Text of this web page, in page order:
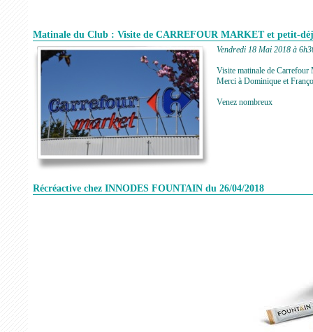
Matinale du Club : Visite de CARREFOUR MARKET et petit-
Vendredi 18 Mai 2018 à
Visite matinale de Carrefour
Merci à Dominique et
Venez nombreux
Récréactive chez INNODES FOUNTAIN du 26/04/2018